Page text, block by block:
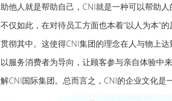
助他人就是帮助自己，CNI就是一种可以帮助人
不仅如此，在对待员工方面也本着“以人为本”
贯彻其中。这使得CNI集团的理念在人与物上
以服务消费者为导向，让顾客参与亲自体验中
解CNI国际集团。总而言之，CNI的企业文化是